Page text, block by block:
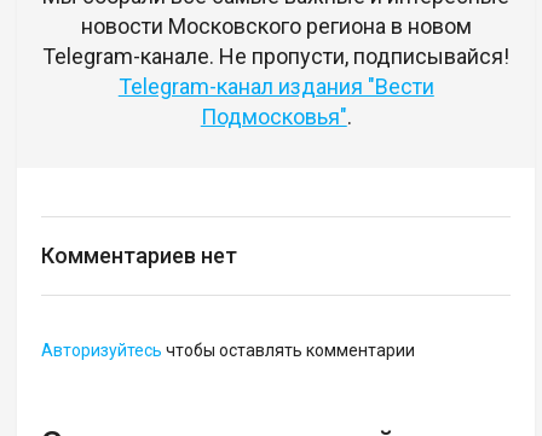
новости Московского региона в новом
Telegram-канале. Не пропусти, подписывайся!
Telegram-канал издания "Вести
Подмосковья".
Комментариев нет
Авторизуйтесь чтобы оставлять комментарии